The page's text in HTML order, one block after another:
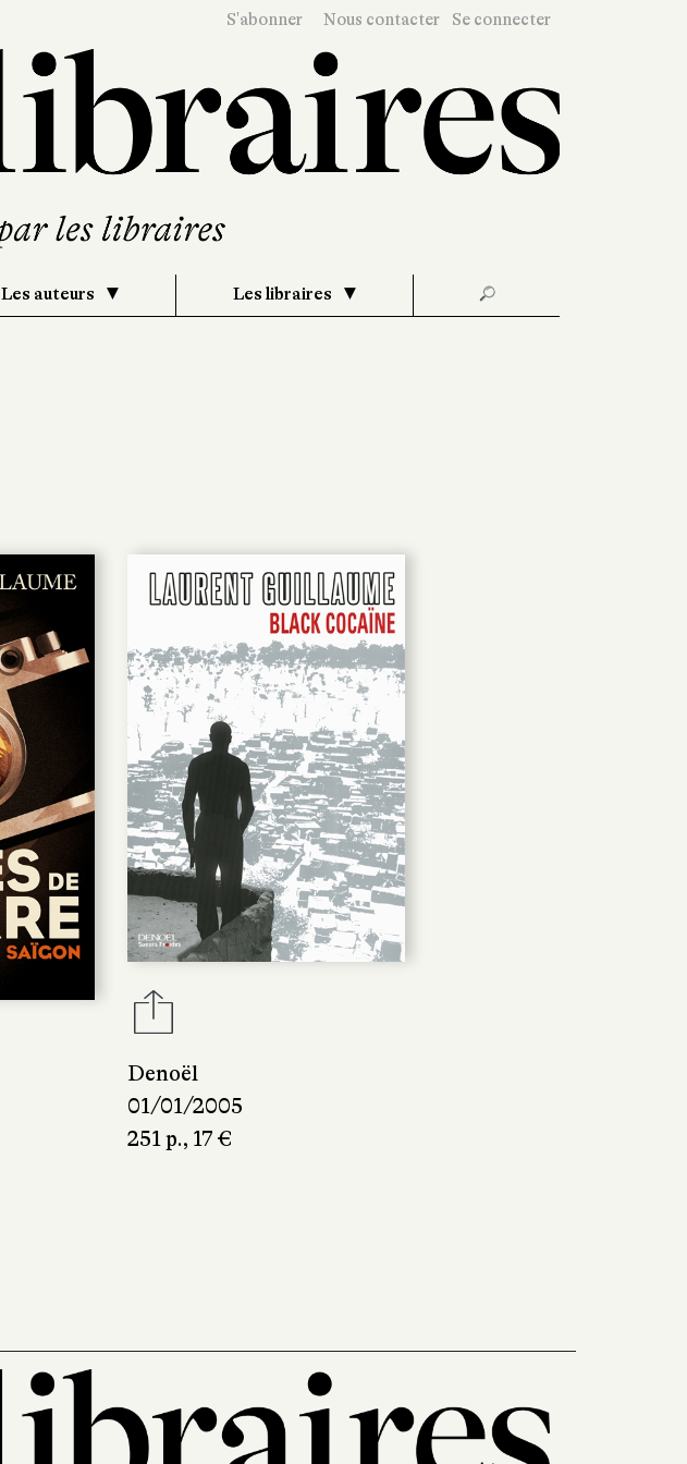
S'abonner Nous contacter Se connecter
Les auteurs Les libraires 🔎
Denoël
01/01/2005
251 p., 17 €